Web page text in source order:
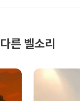
다른 벨소리